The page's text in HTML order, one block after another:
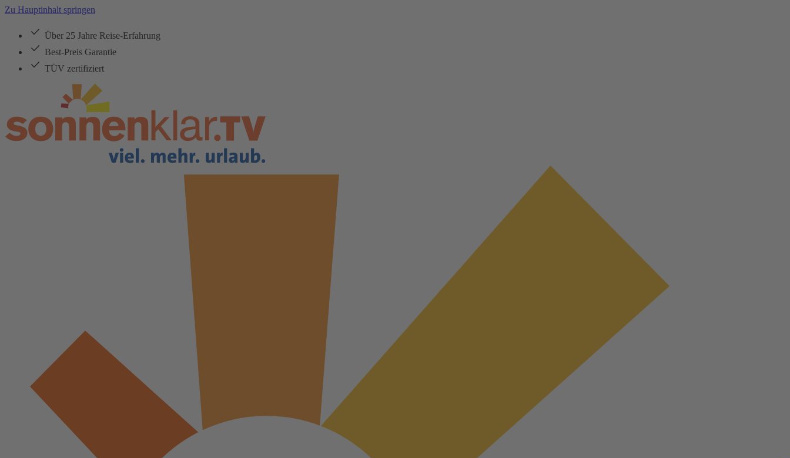
Zu Hauptinhalt springen
Über 25 Jahre Reise-Erfahrung
Best-Preis Garantie
TÜV zertifiziert